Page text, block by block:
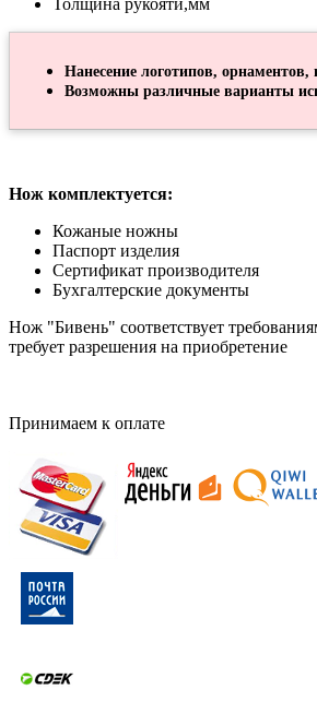
Толщина рукояти,мм
Нанесение логотипов,
Возможны различные варианты
Нож комплектуется:
Кожаные ножны
Паспорт изделия
Сертификат производителя
Бухгалтерские документы
Нож "Бивень" соответствует
требует разрешения на приобретение
Принимаем к оплате